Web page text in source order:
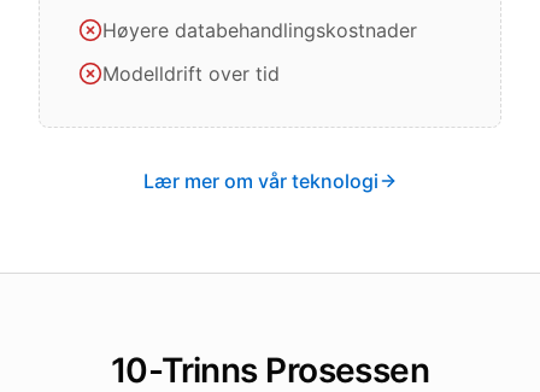
Høyere databehandlingskostnader
Modelldrift over tid
Lær mer om vår teknologi
10-Trinns Prosessen